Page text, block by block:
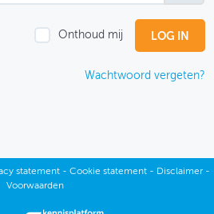
Onthoud mij
Wachtwoord vergeten?
statement- Cookie statement- Disclaimer-
Voorwaarden